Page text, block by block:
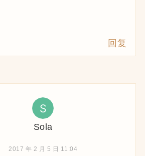
回复
Sola
2017 年 2 月 5 日 11:04